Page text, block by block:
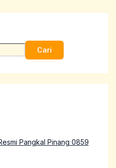
Cari
Pangkal Pinang 0859